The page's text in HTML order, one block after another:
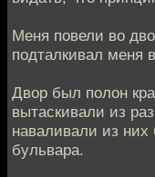
Меня повели во
подталкивал меня
Двор был полон
вытаскивали из
наваливали из них
бульвара.